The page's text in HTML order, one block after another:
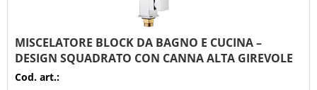
MISCELATORE BLOCK DA BAGNO E CUCINA –
DESIGN SQUADRATO CON CANNA ALTA GIREVOLE
Cod. art.: